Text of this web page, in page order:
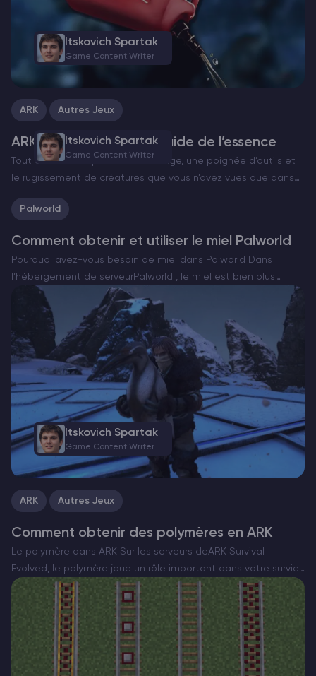
ARK Autres Jeux
ARK: Survival Evolved Guide de l’essence
Tout commence par une île étrange, une poignée d’outils et
le rugissement de créatures que vous n’avez vues que dans
Evolved. Pour survivre les premiers jours, vous…
Itskovich Spartak
Game Content Writer
Palworld
Comment obtenir et utiliser le miel Palworld
Pourquoi avez-vous besoin de miel dans Palworld Dans
l’hébergement de serveurPalworld , le miel est bien plus
qu’une simple friandise. C’est une ressource essentielle pour
l’élevage, la cuisine et la gestion efficace de vos Pals….
Itskovich Spartak
Game Content Writer
ARK Autres Jeux
Comment obtenir des polymères en ARK
Le polymère dans ARK Sur les serveurs deARK Survival
Evolved, le polymère joue un rôle important dans votre survie
et votre prospérité. Il est nécessaire pour fabriquer des armes
puissantes, des équipements de haut niveau…
Itskovich Spartak
Game Content Writer